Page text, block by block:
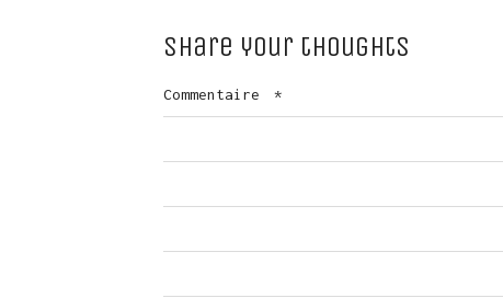
Share your thoughts
Commentaire *